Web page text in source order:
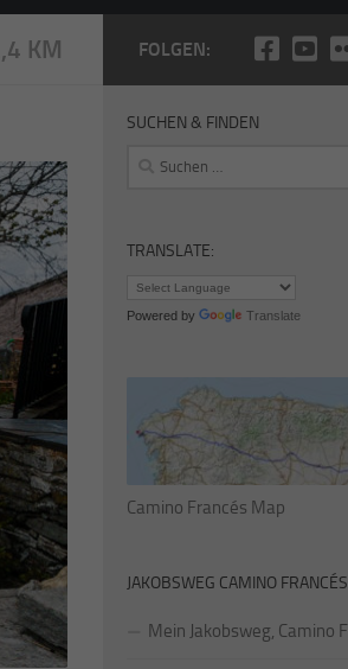
KM FOLGEN:
SUCHEN & FINDEN
Suchen
TRANSLATE:
Powered by Translate
Camino Francés Map
JAKOBSWEG CAMINO FRANCÉS
Mein Jakobsweg,